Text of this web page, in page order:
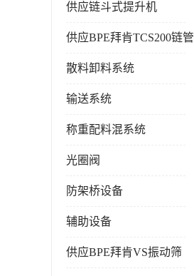
供应链斗式提升机
供应BPE拜肯TCS200链管
散料卸料系统
输送系统
称重配料混系统
光圈阀
防架桥设备
辅助设备
供应BPE拜肯VS振动筛